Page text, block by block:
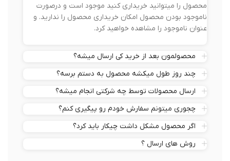
محصول را میتوانید خریداری کنید موجود است و درصورت
ناموجود بودن محصول امکان خریداری محصول را ندارید. و
عنوان ناموجود را مشاهده خواهید کرد.
محصولمون بعد از خرید کی ارسال میشه؟
چند روز طول میکشه محصول به دستم برسه؟
ارسال محصولات توسط چه شرکتی انجام میشه؟
چجوری میتونم سفارش خودم رو پیگیری کنم؟
اگر محصول مشکل داشت چیکار باید کرد؟
روش های ارسال ؟